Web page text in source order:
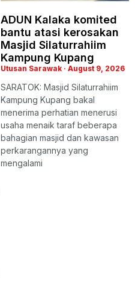
ADUN Kalaka komited
bantu atasi kerosakan
Masjid Silaturrahiim
Kampung Kupang
Utusan Sarawak August 9, 2026
SARATOK: Masjid Silaturrahiim
Kampung Kupang bakal
menerima perhatian menerusi
usaha menaik taraf beberapa
bahagian masjid dan kawasan
perkarangannya yang
mengalami